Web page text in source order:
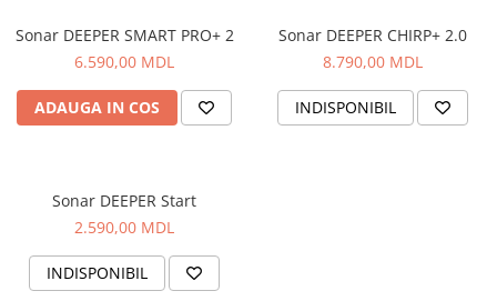
Carlige crap
Avertizoare si swingere
Pescuit Feeder, Stationar, Pluta
Lansete Feeder, Stationar, Pluta
Plute si Indicatoare
Platforme feeder, suporturi,
tripoduri
Plumbi, cosulete, momitoare
Sonar DEEPER SMART PRO+ 2
6.590,00 MDL
ADAUGA IN COS
Sonar DEEPER CHIRP+ 2.0
8.790,00 MDL
INDISPONIBIL
Sonar DEEPER Start
2.590,00 MDL
INDISPONIBIL